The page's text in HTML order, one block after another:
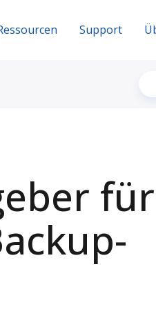
Support
für